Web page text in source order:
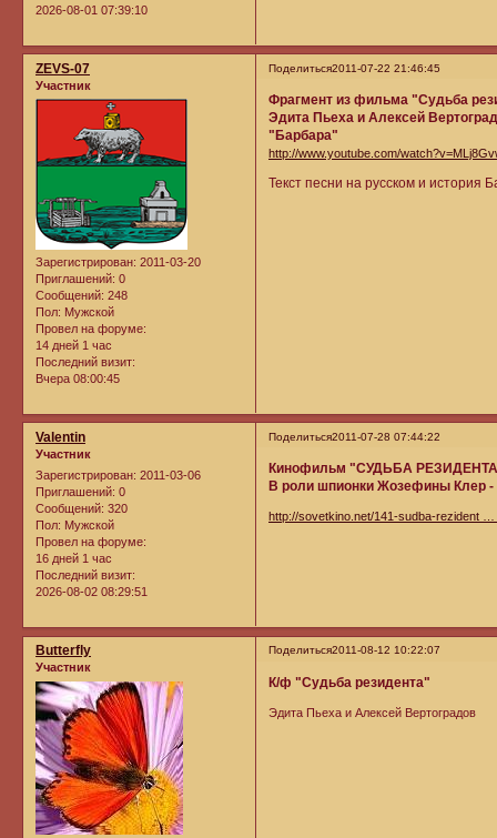
2026-08-01 07:39:10
Поделиться2011-07-22 21:46:45
ZEVS-07
Участник
Зарегистрирован: 2011-03-20
Приглашений: 0
Сообщений: 248
Пол: Мужской
Провел на форуме:
14 дней 1 час
Последний визит:
Вчера 08:00:45
Фрагмент из фильма "Судьба
Эдита Пьеха и Алексей
"Барбара"
http://www.youtube.com/
Текст песни на русском и
Поделиться2011-07-28 07:44:22
Valentin
Участник
Зарегистрирован: 2011-03-06
Приглашений: 0
Сообщений: 320
Пол: Мужской
Провел на форуме:
16 дней 1 час
Последний визит:
2026-08-02 08:29:51
Кинофильм "СУДЬБА
В роли шпионки Жозефины Клер -
http://sovetkino.net/141-sudba-rezident …
Поделиться2011-08-12 10:22:07
Butterfly
Участник
К/ф "Судьба резидента"
Эдита Пьеха и Алексей Вертоградов